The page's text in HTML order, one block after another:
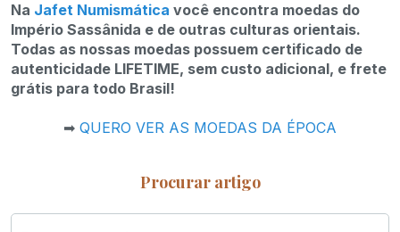
Na Jafet Numismática você encontra moedas do
Império Sassânida e de outras culturas orientais.
Todas as nossas moedas possuem certificado de
autenticidade LIFETIME, sem custo adicional, e frete
grátis para todo Brasil!
➡ QUERO VER AS MOEDAS DA ÉPOCA
Procurar artigo